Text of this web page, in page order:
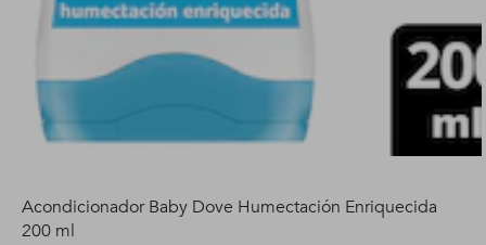
Acondicionador Baby Dove Humectación Enriquecida
200 ml